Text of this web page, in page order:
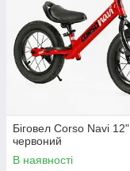
Біговел Corso Navi 12"
червоний
В наявності